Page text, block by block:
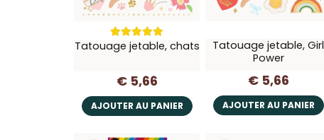
Tatouage jetable, chats
€ 5,66
AJOUTER AU PANIER
Tatouage jetable, Girl
Power
€ 5,66
AJOUTER AU PANIER